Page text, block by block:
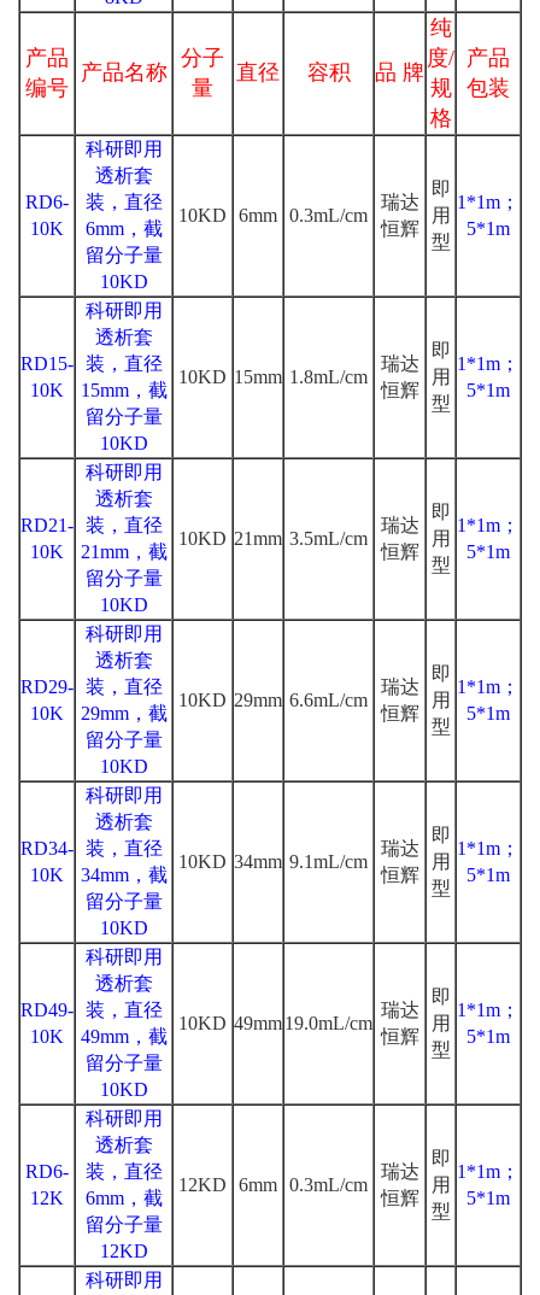
产品
编号
产品名称
分子
量
直径 容积 品 牌
纯
度/
规
格
产品
包装
RD6-
10K
科研即用
透析套
装，直径
6mm，截
留分子量
10KD
10KD 6mm 0.3mL/cm
瑞达
恒辉
即
用
型
1*1m；
5*1m
RD15-
10K
科研即用
透析套
装，直径
15mm，截
留分子量
10KD
10KD 15mm 1.8mL/cm
瑞达
恒辉
即
用
型
1*1m；
5*1m
RD21-
10K
科研即用
透析套
装，直径
21mm，截
留分子量
10KD
10KD 21mm 3.5mL/cm
瑞达
恒辉
即
用
型
1*1m；
5*1m
RD29-
10K
科研即用
透析套
装，直径
29mm，截
留分子量
10KD
10KD 29mm 6.6mL/cm
瑞达
恒辉
即
用
型
1*1m；
5*1m
RD34-
10K
科研即用
透析套
装，直径
34mm，截
留分子量
10KD
10KD 34mm 9.1mL/cm
瑞达
恒辉
即
用
型
1*1m；
5*1m
RD49-
10K
科研即用
透析套
装，直径
49mm，截
留分子量
10KD
10KD 49mm19.0mL/cm
瑞达
恒辉
即
用
型
1*1m；
5*1m
RD6-
12K
科研即用
透析套
装，直径
6mm，截
留分子量
12KD
12KD 6mm 0.3mL/cm
瑞达
恒辉
即
用
型
1*1m；
5*1m
科研即用